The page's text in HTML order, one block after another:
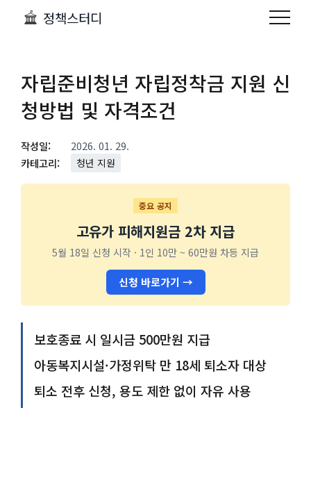
정책스터디
자립준비청년 자립정착금 지원 신
청방법 및 자격조건
작성일:
2026. 01. 29.
카테고리:
청년 지원
중요 공지
고유가 피해지원금 2차 지급
5월 18일 신청 시작 · 1인 10만 ~ 60만원 차등 지급
신청 바로가기 →
보호종료 시 일시금 500만원 지급
아동복지시설·가정위탁 만 18세 퇴소자 대상
퇴소 전후 신청, 용도 제한 없이 자유 사용